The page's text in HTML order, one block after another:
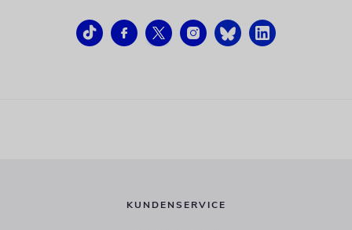
KUNDENSERVICE